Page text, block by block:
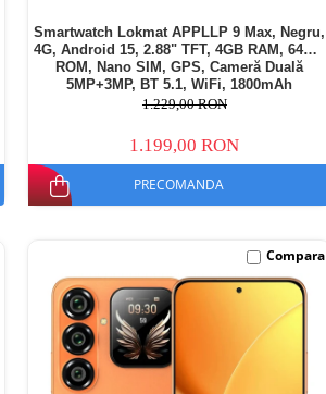
Smartwatch Lokmat APPLLP 9 Max, Negru,
4G, Android 15, 2.88" TFT, 4GB RAM, 64GB
ROM, Nano SIM, GPS, Cameră Duală
5MP+3MP, BT 5.1, WiFi, 1800mAh
1.229,00 RON
1.199,00 RON
PRECOMANDA
Compara